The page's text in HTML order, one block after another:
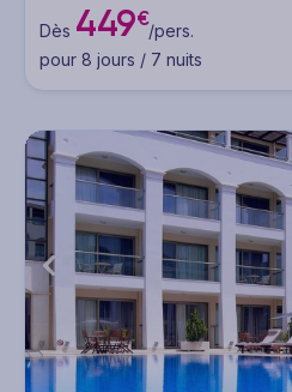
Dès 449€/pers.
pour 8 jours / 7 nuits